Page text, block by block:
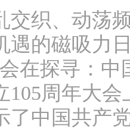
交织、动荡
遇的磁吸力
在探寻：
105周年大
了中国共